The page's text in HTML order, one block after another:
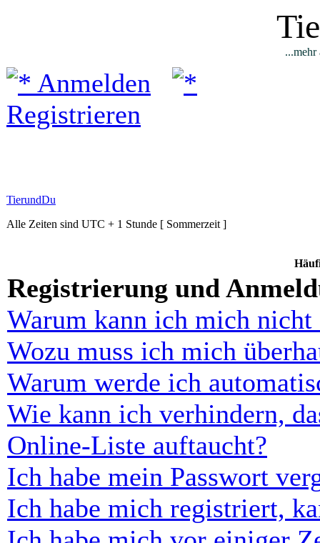
...mehr
Anmelden
Registrieren
TierundDu
Alle Zeiten sind UTC + 1 Stunde [ Sommerzeit ]
Registrierung und
Warum kann ich mich nicht
Wozu muss ich mich
Warum werde ich
Wie kann ich verhindern,
Online-Liste auftaucht?
Ich habe mein Passwort
Ich habe mich registriert,